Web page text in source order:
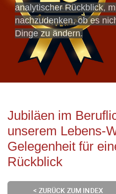
analytischer Rückblick,
nachzudenken, ob es
Dinge zu ändern.
Jubiläen im
unserem Lebens-
Gelegenheit für
Rückblick
< ZURÜCK ZUM INDEX